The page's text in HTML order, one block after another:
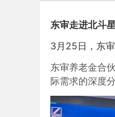
东审走进北斗
3月25日，东
东审养老金合
际需求的深度分